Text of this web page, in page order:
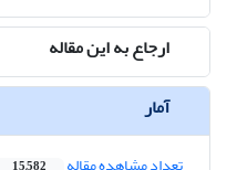
ارجاع به این مقاله
آمار